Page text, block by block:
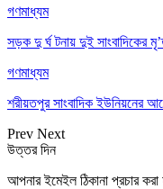
গণমাধ্যম
সড়ক দু র্ঘ টনায় দুই সাংবাদিকের
গণমাধ্যম
শরীয়তপুর সাংবাদিক ইউনিয়নের
Prev Next
উত্তর দিন
আপনার ইমেইল ঠিকানা প্রচার করা